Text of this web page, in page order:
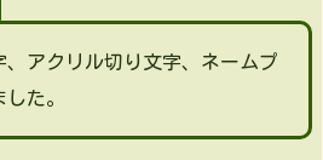
アクリル切り文字、ネームプ
た。